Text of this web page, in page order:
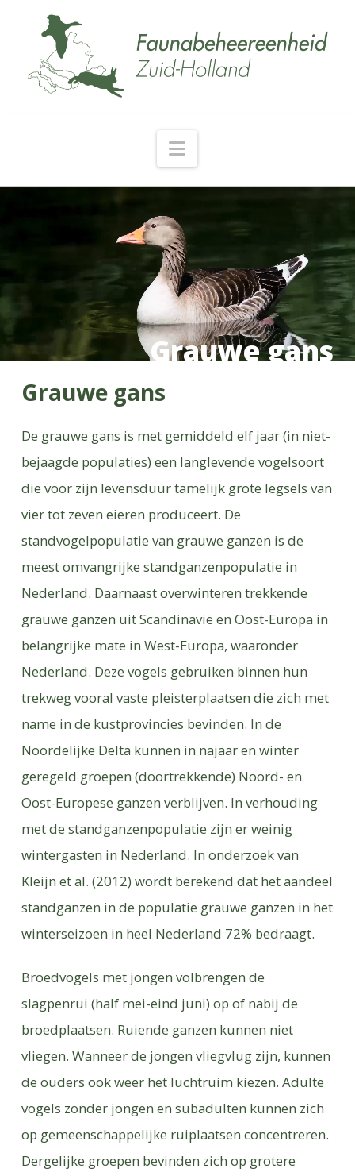
Navigation
Grauwe gans
Grauwe gans
De grauwe gans is met gemiddeld elf jaar (in niet-
bejaagde populaties) een langlevende vogelsoort
die voor zijn levensduur tamelijk grote legsels van
vier tot zeven eieren produceert. De
standvogelpopulatie van grauwe ganzen is de
meest omvangrijke standganzenpopulatie in
Nederland. Daarnaast overwinteren trekkende
grauwe ganzen uit Scandinavië en Oost-Europa in
belangrijke mate in West-Europa, waaronder
Nederland. Deze vogels gebruiken binnen hun
trekweg vooral vaste pleisterplaatsen die zich met
name in de kustprovincies bevinden. In de
Noordelijke Delta kunnen in najaar en winter
geregeld groepen (doortrekkende) Noord- en
Oost-Europese ganzen verblijven. In verhouding
met de standganzenpopulatie zijn er weinig
wintergasten in Nederland. In onderzoek van
Kleijn et al. (2012) wordt berekend dat het aandeel
standganzen in de populatie grauwe ganzen in het
winterseizoen in heel Nederland 72% bedraagt.
Broedvogels met jongen volbrengen de
slagpenrui (half mei-eind juni) op of nabij de
broedplaatsen. Ruiende ganzen kunnen niet
vliegen. Wanneer de jongen vliegvlug zijn, kunnen
de ouders ook weer het luchtruim kiezen. Adulte
vogels zonder jongen en subadulten kunnen zich
op gemeenschappelijke ruiplaatsen concentreren.
Dergelijke groepen bevinden zich op grotere